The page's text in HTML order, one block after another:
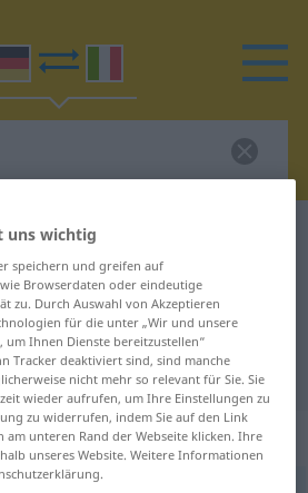
Wörterbuch
Übersetzung
Übersetzung
: Femininum
uns wichtig
speichern und greifen auf
Browserdaten oder eindeutige
zu. Durch Auswahl von Akzeptieren
für die unter „Wir und unsere
Ihnen Dienste bereitzustellen“
Tracker deaktiviert sind, sind manche
nicht mehr so relevant für Sie. Sie
wieder aufrufen, um Ihre Einstellungen zu
zu widerrufen, indem Sie auf den Link
am unteren Rand der Webseite klicken. Ihre
unseres Website. Weitere Informationen